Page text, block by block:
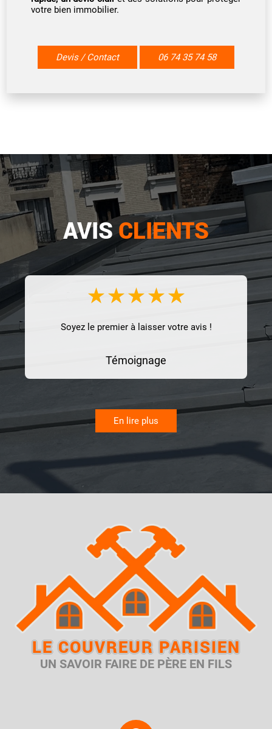
votre bien immobilier.
Devis / Contact 06 74 35 74 58
AVISCLIENTS
Soyez le premier à laisser votre avis !
Témoignage
En lire plus
LE COUVREUR PARISIEN
UN SAVOIR FAIRE DE PÈRE EN FILS